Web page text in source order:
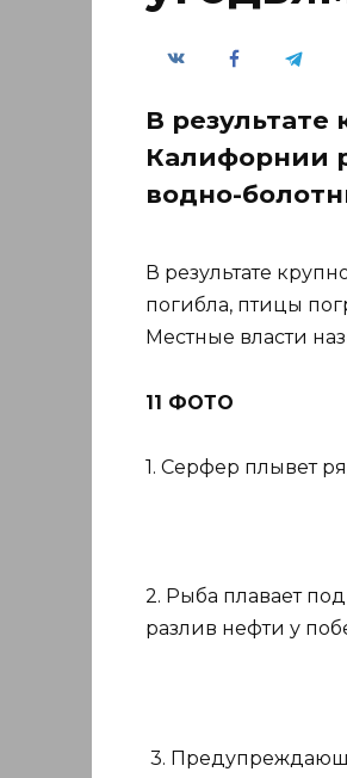
В
Калифорнии
водно-
В результате
погибла, птицы
Местные власти
11 ФОТО
1. Серфер плывет
2. Рыба плавает
разлив нефти у
3.